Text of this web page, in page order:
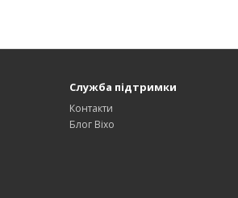
Служба підтримки
Контакти
Блог Bixo